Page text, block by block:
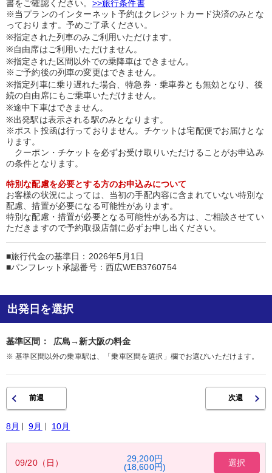
書をご確認ください。 >>旅行条件書
※当プランのインターネット予約はクレジットカード決済のみとな
っております。予めご了承ください。
※指定された列車のみご利用いただけます。
※自由席はご利用いただけません。
※指定された区間以外での乗降車はできません。
※ご予約後の列車の変更はできません。
※指定列車に乗り遅れた場合、特急券・乗車券とも無効となり、後
続の自由席にもご乗車いただけません。
※途中下車はできません。
※出発駅は表示される駅のみとなります。
※ポスト投函は行っておりません。チケットは宅配便でお届けとな
ります。
クーポン・チケットを必ずお受け取りいただけることがお申込み
の条件となります。
特別な配慮を必要とする方のお申込みについて
お客様の状況によっては、当初の手配内容に含まれていない特別な
配慮、措置が必要になる可能性があります。
特別な配慮・措置が必要となる可能性がある方は、ご相談させてい
ただきますので予約取扱店舗に必ずお申し出ください。
■旅行代金の基準日：2026年5月1日
■パンフレット承認番号：西広WEB3760754
出発日を選択
基準区間： 広島→新大阪の料金
※ 基準区間以外の乗車駅は、「乗車区間を選択」欄でお選びいただけます。
8月 9月 10月
09/20（日）
29,200円
(18,600円)
選択